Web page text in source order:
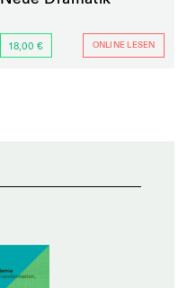
18,00 € ONLINE LESEN